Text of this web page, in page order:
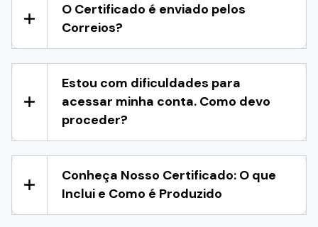
O Certificado é enviado pelos
Correios?
Estou com dificuldades para
acessar minha conta. Como devo
proceder?
Conheça Nosso Certificado: O que
Inclui e Como é Produzido